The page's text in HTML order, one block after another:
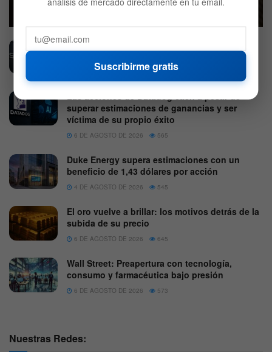
Los ingresos de SpaceX saltan un 92% en su
4 DE AGOSTO DE 2026 636
Las acciones de Datadog caen a pesar de
superar estimaciones de ganancias y ser
víctima de su propio éxito
6 DE AGOSTO DE 2026 565
Duke Energy supera estimaciones con un
beneficio de 1,43 dólares por acción
4 DE AGOSTO DE 2026 545
El oro vuelve a brillar: los motivos detrás de la
subida de su precio
6 DE AGOSTO DE 2026 645
Wall Street: Preapertura con tecnología,
consumo y farmacéutica bajo presión
6 DE AGOSTO DE 2026 573
Nuestras Redes:
Suscribirme gratis